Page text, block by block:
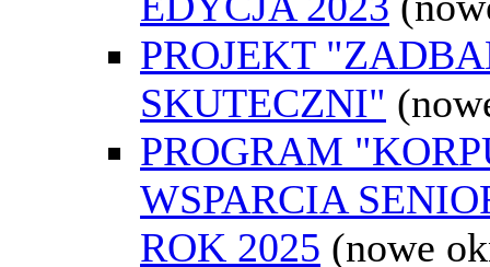
PROJEKT
SKUTECZNI"
PROGRAM
WSPARCIA
ROK 2025 (nowe